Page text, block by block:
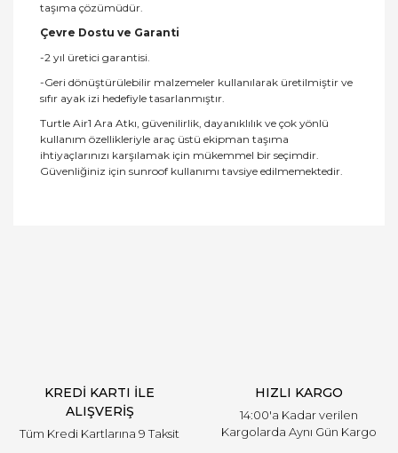
taşıma çözümüdür.
Çevre Dostu ve Garanti
-2 yıl üretici garantisi.
-Geri dönüştürülebilir malzemeler kullanılarak üretilmiştir ve
sıfır ayak izi hedefiyle tasarlanmıştır.
Turtle Air1 Ara Atkı, güvenilirlik, dayanıklılık ve çok yönlü
kullanım özellikleriyle araç üstü ekipman taşıma
ihtiyaçlarınızı karşılamak için mükemmel bir seçimdir.
Güvenliğiniz için sunroof kullanımı tavsiye edilmemektedir.
KREDİ KARTI İLE
ALIŞVERİŞ
Tüm Kredi Kartlarına 9 Taksit
HIZLI KARGO
14:00'a Kadar verilen
Kargolarda Aynı Gün Kargo